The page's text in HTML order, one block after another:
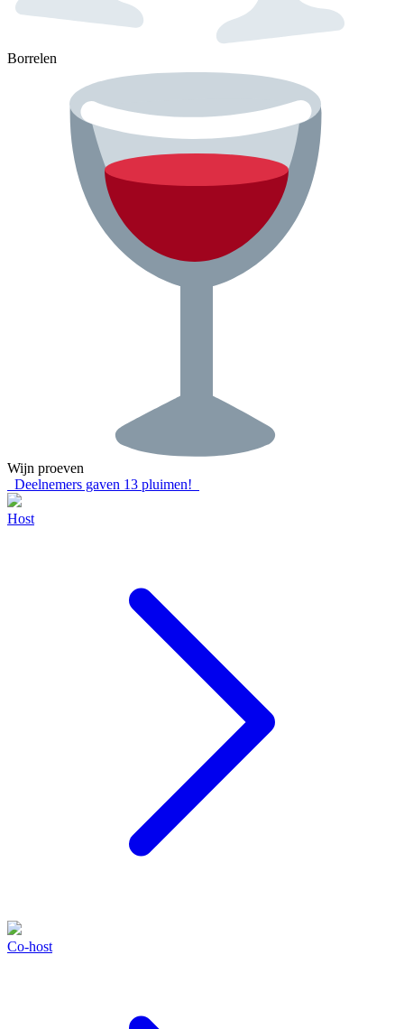
Borrelen
Wijn proeven
Deelnemers gaven 13 pluimen!
Host
Co-host